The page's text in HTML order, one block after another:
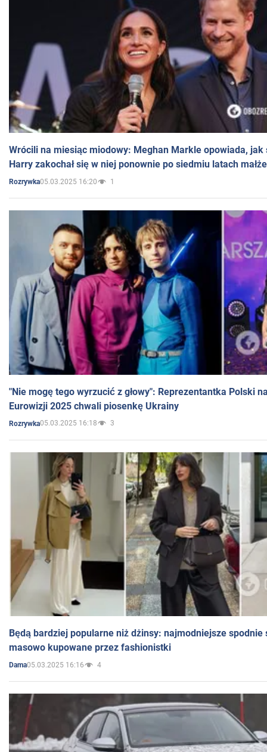
Wrócili na miesiąc miodowy: Meghan Markle opowiada, jak
Harry zakochał się w niej ponownie po siedmiu latach
Rozrywka05.03.2025 16:20 1
"Nie mogę tego wyrzucić z głowy": Reprezentantka Polski
Eurowizji 2025 chwali piosenkę Ukrainy
Rozrywka05.03.2025 16:18 3
Będą bardziej popularne niż dżinsy: najmodniejsze spodnie
masowo kupowane przez fashionistki
Dama05.03.2025 16:16 4